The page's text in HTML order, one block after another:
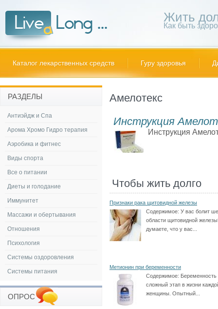
Жить
Как быть
Каталог лекарственных средств Гуру здоровья
Амелотекс
Инструкция
Инструкция
Чтобы жить долго
Признаки рака щитовидной железы
Содержимое: У вас болит
области щитовидной
думаете, что у вас...
Метионин при беременности
Содержимое: Беременность
сложный этап в жизни
женщины. Опытный...
РАЗДЕЛЫ
Антиэйдж и Спа
Арома Хромо Гидро терапия
Аэробика и фитнес
Виды спорта
Все о питании
Диеты и голодание
Иммунитет
Массажи и обертывания
Отношения
Психология
Системы оздоровления
Системы питания
ОПРОС